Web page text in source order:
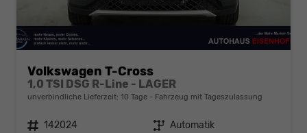
Volkswagen T-Cross
1,0 TSI DSG R-Line - LAGER
unverbindliche Lieferzeit: 10 Tage Fahrzeug mit Tageszulassung
Fahrzeugnr. 142024 Getriebe Automatik